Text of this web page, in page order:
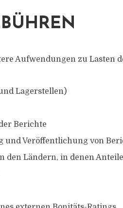
Aufwendungen zu Lasten
Lagerstellen)
Berichte
und Veröffentlichung von
den Ländern, in denen